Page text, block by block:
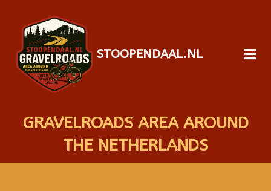
STOOPENDAAL.NL
GRAVELROADS AREA AROUND
THE NETHERLANDS